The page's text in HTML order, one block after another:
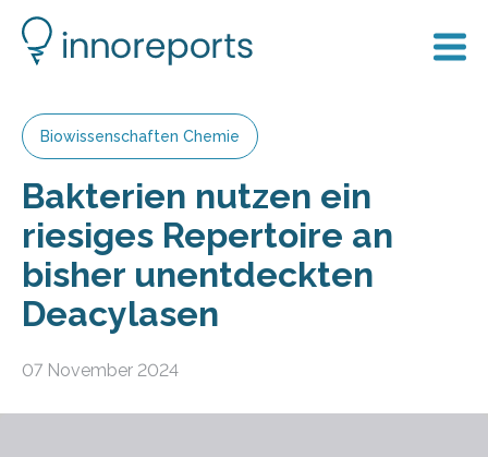
Biowissenschaften Chemie
Bakterien nutzen ein
riesiges Repertoire an
bisher unentdeckten
Deacylasen
07 November 2024